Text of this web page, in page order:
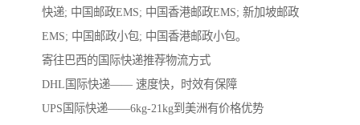
快递; 中国邮政EMS; 中国香港邮政EMS; 新加坡邮政
EMS; 中国邮政小包; 中国香港邮政小包。
寄往巴西的国际快递推荐物流方式
DHL国际快递—— 速度快，时效有保障
UPS国际快递——6kg-21kg到美洲有价格优势